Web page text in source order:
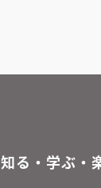
知る・学ぶ・